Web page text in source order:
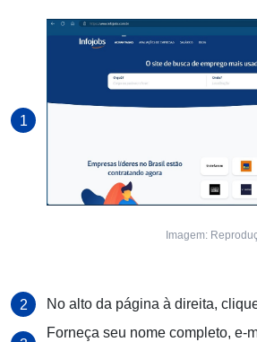
Imagem:
No alto da página à direita,
Forneça seu nome completo, e-